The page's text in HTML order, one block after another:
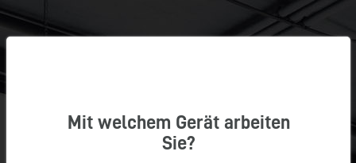
Mit welchem Gerät arbeiten
Sie?